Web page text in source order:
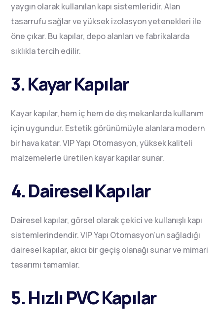
yaygın olarak kullanılan kapı sistemleridir. Alan
tasarrufu sağlar ve yüksek izolasyon yetenekleri ile
öne çıkar. Bu kapılar, depo alanları ve fabrikalarda
sıklıkla tercih edilir.
3. Kayar Kapılar
Kayar kapılar, hem iç hem de dış mekanlarda kullanım
için uygundur. Estetik görünümüyle alanlara modern
bir hava katar. VIP Yapı Otomasyon, yüksek kaliteli
malzemelerle üretilen kayar kapılar sunar.
4. Dairesel Kapılar
Dairesel kapılar, görsel olarak çekici ve kullanışlı kapı
sistemlerindendir. VIP Yapı Otomasyon’un sağladığı
dairesel kapılar, akıcı bir geçiş olanağı sunar ve mimari
tasarımı tamamlar.
5. Hızlı PVC Kapılar